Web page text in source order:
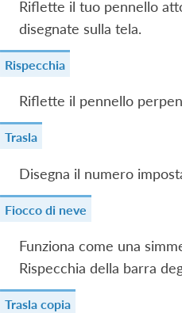
Riflette il tuo pennello
disegnate sulla tela.
Rispecchia
Riflette il pennello
Trasla
Disegna il numero
Fiocco di neve
Funziona come una
Rispecchia della barra
Trasla copia